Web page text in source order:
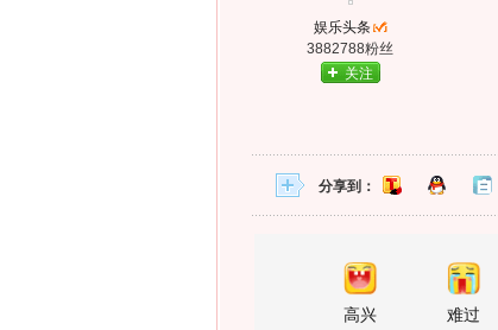
娱乐头条
3882788粉丝
关注
分享到：
高兴 难过